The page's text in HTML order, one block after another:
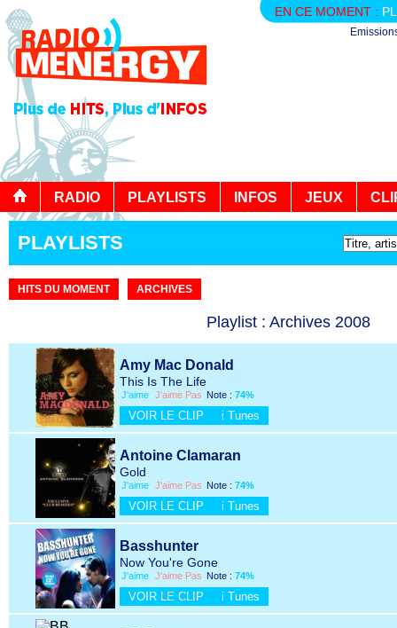
EN CE MOMENT :
RADIO PLAYLISTS INFOS JEUX
PLAYLISTS
HITS DU MOMENT ARCHIVES
Playlist : Archives 2008
Amy Mac Donald
This Is The Life
J'aime J'aime Pas Note : 74%
VOIR LE CLIP i Tunes
Antoine Clamaran
Gold
J'aime J'aime Pas Note : 74%
VOIR LE CLIP i Tunes
Basshunter
Now You're Gone
J'aime J'aime Pas Note : 74%
VOIR LE CLIP i Tunes